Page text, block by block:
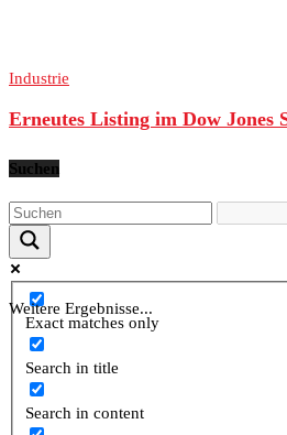
Industrie
Erneutes Listing im Dow Jones
Suchen
Weitere Ergebnisse...
Exact matches only
Search in title
Search in content